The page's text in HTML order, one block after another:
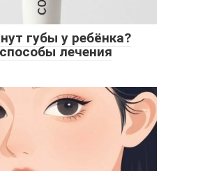
губы у ребёнка?
лечения